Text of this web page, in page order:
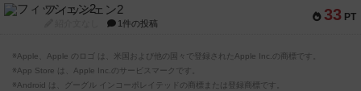
33 PT
フィッシェン2
1件の投稿
※Apple、Apple のロゴ は、米国および他の国々で登録されたApple Inc.の商標です。
※App Store は、Apple Inc.のサービスマークです。
※Android は、グーグル インコーポレイテッドの商標または登録商標です。